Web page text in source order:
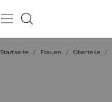
Startseite / Frauen / Oberteile /